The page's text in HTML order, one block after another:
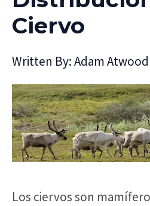
Ciervo
Written By:Adam Atwood
Los ciervos son